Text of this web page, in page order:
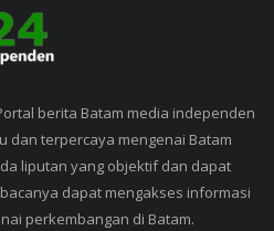
berita Batam media independen
dan terpercaya mengenai Batam
liputan yang objektif dan dapat
dapat mengakses informasi
perkembangan di Batam.